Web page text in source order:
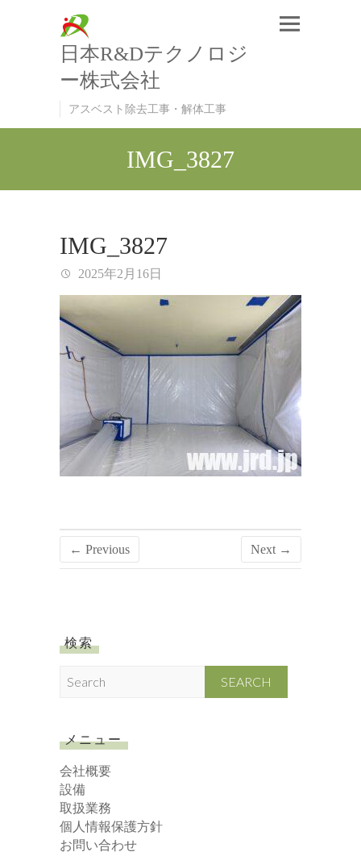
日本R&Dテクノロジ
ー株式会社
アスベスト除去工事・解体工事
IMG_3827
IMG_3827
2025年2月16日
← Previous Next →
検索
c
h
メニュー
会社概要
設備
取扱業務
個人情報保護方針
お問い合わせ